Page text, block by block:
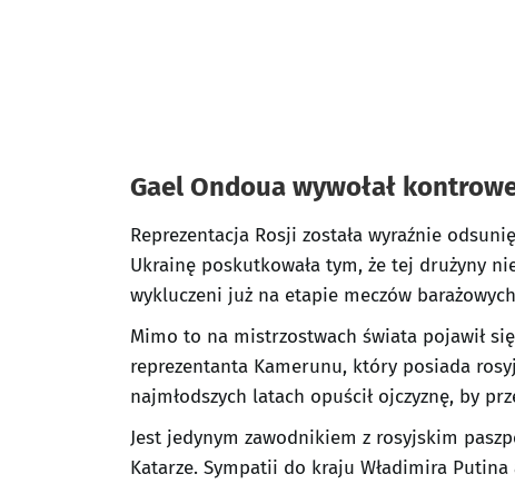
Gael Ondoua wywołał
Reprezentacja Rosji została wyraźnie
Ukrainę poskutkowała tym, że tej drużyny
wykluczeni już na etapie meczów
Mimo to na mistrzostwach świata pojawił
reprezentanta Kamerunu, który posiada
najmłodszych latach opuścił ojczyznę, by
Jest jedynym zawodnikiem z rosyjskim
Katarze. Sympatii do kraju Władimira